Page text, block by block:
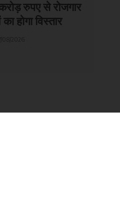
रुपए से रोजगार
होगा विस्तार